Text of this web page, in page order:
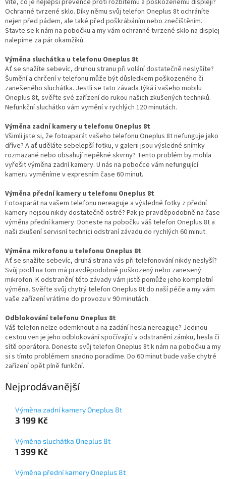
Ochranné tvrzené sklo. Díky němu svůj telefon Oneplus 8t ochráníte
nejen před pádem, ale také před poškrábáním nebo znečištěním.
Stavte se k nám na pobočku a my vám ochranné tvrzené sklo na displej
nalepíme za pár okamžiků.
Výměna sluchátka u telefonu Oneplus 8t
Ať se snažíte sebevíc, druhou stranu při volání dostatečně neslyšíte?
Šumění a chrčení v telefonu může být důsledkem poškozeného či
zanešeného sluchátka. Jestli se tato závada týká i vašeho mobilu
Oneplus 8t, svěřte své zařízení do rukou našich zkušených techniků.
Nefunkční sluchátko vám vymění v rychlých 120 minutách.
Výměna zadní kamery u telefonu Oneplus 8t
Všimli jste si, že fotoaparát vašeho telefonu Oneplus 8t nefunguje jako
dříve? A ať uděláte sebelepší fotku, v galerii jsou výsledné snímky
rozmazané nebo obsahují nepěkné skvrny? Tento problém by mohla
vyřešit výměna zadní kamery. U nás na pobočce vám nefungující
kameru vyměníme v expresním čase 60 minut.
Výměna přední kamery u telefonu Oneplus 8t
Fotoaparát na vašem telefonu nereaguje a výsledné fotky z přední
kamery nejsou nikdy dostatečně ostré? Pak je pravděpodobně na čase
výměna přední kamery. Doneste na pobočku váš telefon Oneplus 8t a
naši zkušení servisní technici odstraní závadu do rychlých 60 minut.
Výměna mikrofonu u telefonu Oneplus 8t
Ať se snažíte sebevíc, druhá strana vás při telefonování nikdy neslyší?
Svůj podíl na tom má pravděpodobně poškozený nebo zanesený
mikrofon. K odstranění této závady vám jistě pomůže jeho kompletní
výměna. Svěřte svůj chytrý telefon Oneplus 8t do naší péče a my vám
vaše zařízení vrátíme do provozu v 90 minutách.
Odblokování telefonu Oneplus 8t
Váš telefon nelze odemknout a na zadání hesla nereaguje? Jedinou
cestou ven je jeho odblokování spočívající v odstranění zámku, hesla či
sítě operátora. Doneste svůj telefon Oneplus 8t k nám na pobočku a my
si s tímto problémem snadno poradíme. Do 60 minut bude vaše chytré
zařízení opět plně funkční.
Nejprodávanější
Výměna zadní kamery Oneplus 8t
3 199 Kč
Výměna sluchátka Oneplus 8t
1 399 Kč
Výměna přední kamery Oneplus 8t